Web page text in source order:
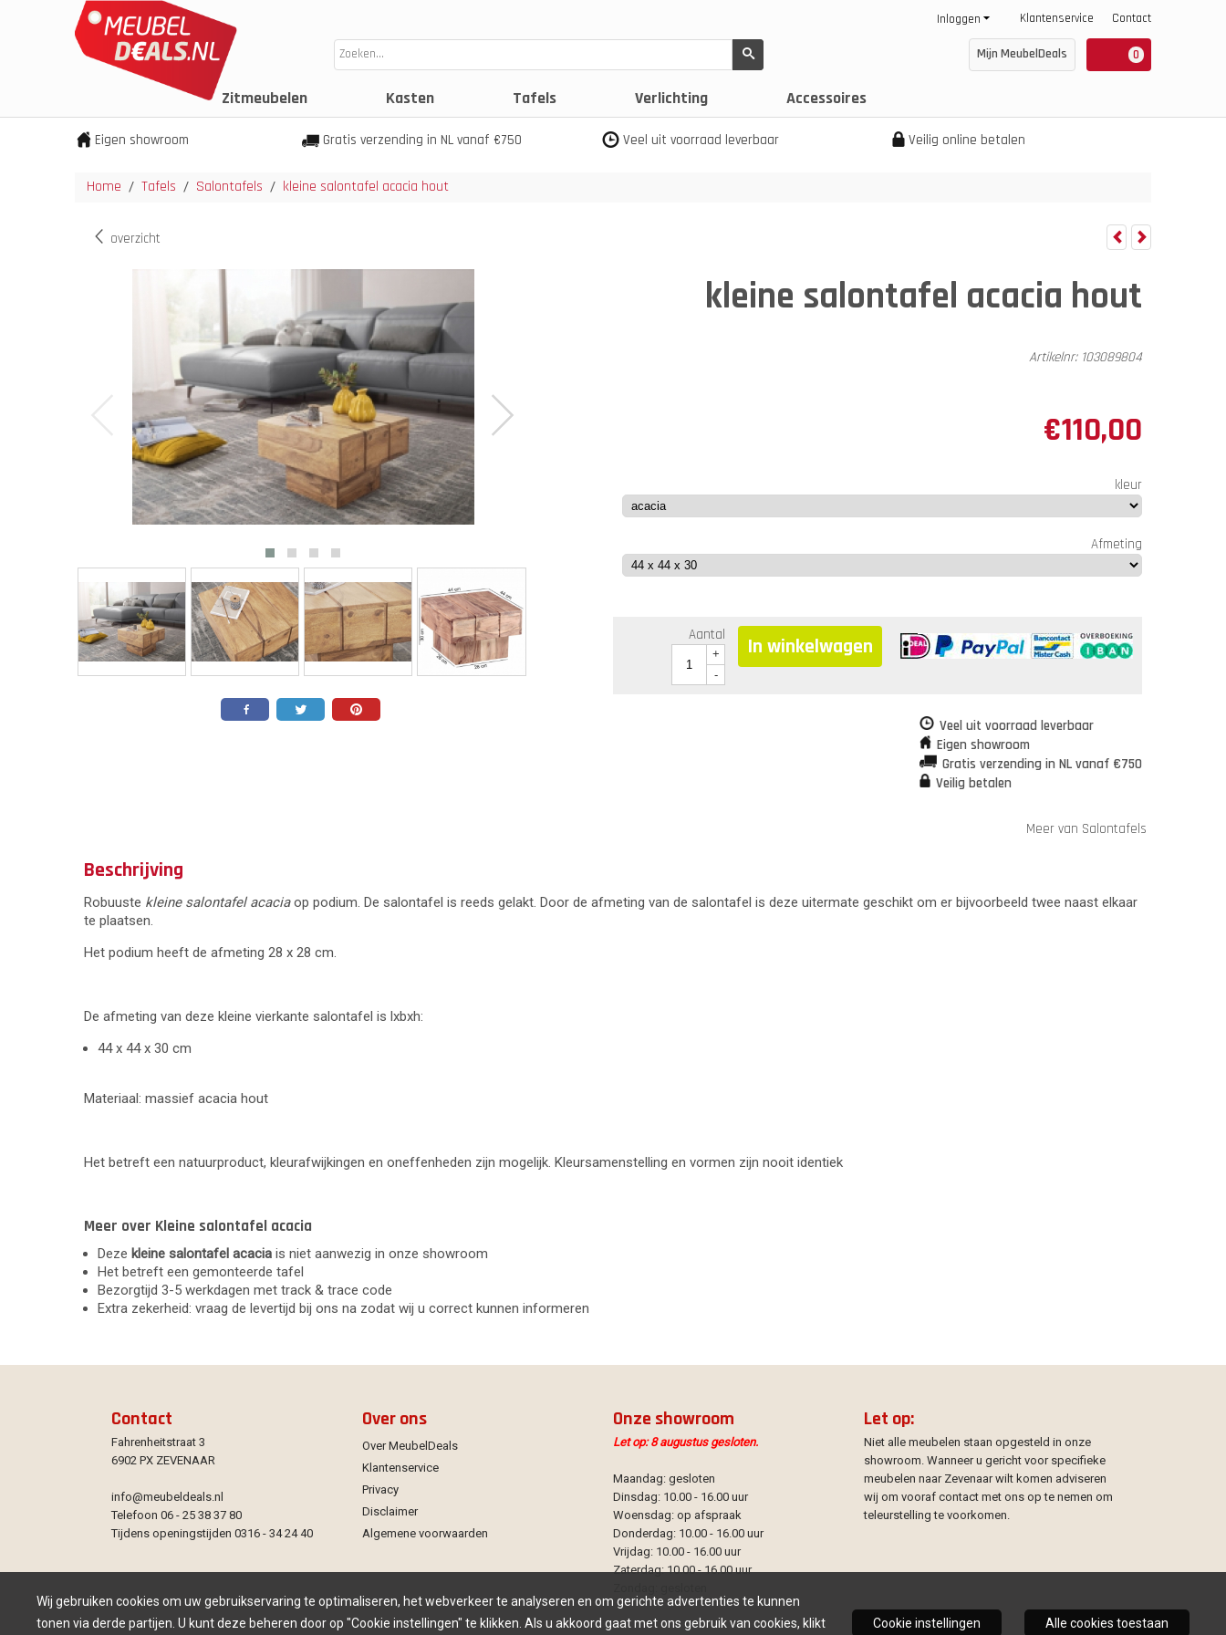
Klantenservice Contact
Inloggen
0
Mijn MeubelDeals
Zitmeubelen Kasten Tafels Verlichting Accessoires
Eigen showroom Gratis verzending in NL vanaf €750 Veel uit voorraad leverbaar Veilig online betalen
Home / Tafels / Salontafels / kleine salontafel acacia hout
overzicht
kleine salontafel acacia hout
Artikelnr: 103089804
€110,00
kleur
Afmeting
Aantal
+
-
In winkelwagen
Veel uit voorraad leverbaar
Eigen showroom
Gratis verzending in NL vanaf €750
Veilig betalen
Meer van Salontafels
Beschrijving
Robuuste kleine salontafel acaciaop podium. De salontafel is reeds gelakt. Door de afmeting van de salontafel is deze uitermate geschikt om er bijvoorbeeld twee naast elkaar
te plaatsen.
Het podium heeft de afmeting 28 x 28 cm.
De afmeting van deze kleine vierkante salontafel is lxbxh:
44 x 44 x 30 cm
Materiaal: massief acacia hout
Het betreft een natuurproduct, kleurafwijkingen en oneffenheden zijn mogelijk. Kleursamenstelling en vormen zijn nooit identiek
Meer over Kleine salontafel acacia
Deze kleine salontafel acacia is niet aanwezig in onze showroom
Het betreft een gemonteerde tafel
Bezorgtijd 3-5 werkdagen met track & trace code
Extra zekerheid: vraag de levertijd bij ons na zodat wij u correct kunnen informeren
Contact
Fahrenheitstraat 3
6902 PX ZEVENAAR
info@meubeldeals.nl
Telefoon 06 - 25 38 37 80
Tijdens openingstijden 0316 - 34 24 40
Over ons
Over MeubelDeals
Klantenservice
Privacy
Disclaimer
Algemene voorwaarden
Onze showroom
Let op: 8 augustus gesloten.
Maandag: gesloten
Dinsdag: 10.00 - 16.00 uur
Woensdag: op afspraak
Donderdag: 10.00 - 16.00 uur
Vrijdag: 10.00 - 16.00 uur
Zaterdag: 10.00 - 16.00 uur
Let op:
Niet alle meubelen staan opgesteld in onze
showroom. Wanneer u gericht voor specifieke
meubelen naar Zevenaar wilt komen adviseren
wij om vooraf contact met ons op te nemen om
teleurstelling te voorkomen.
Wij gebruiken cookies om uw gebruikservaring te optimaliseren, het webverkeer te analyseren en om gerichte advertenties te kunnen
tonen via derde partijen. U kunt deze beheren door op "Cookie instellingen" te klikken. Als u akkoord gaat met ons gebruik van cookies, klikt
Cookie instellingen Alle cookies toestaan